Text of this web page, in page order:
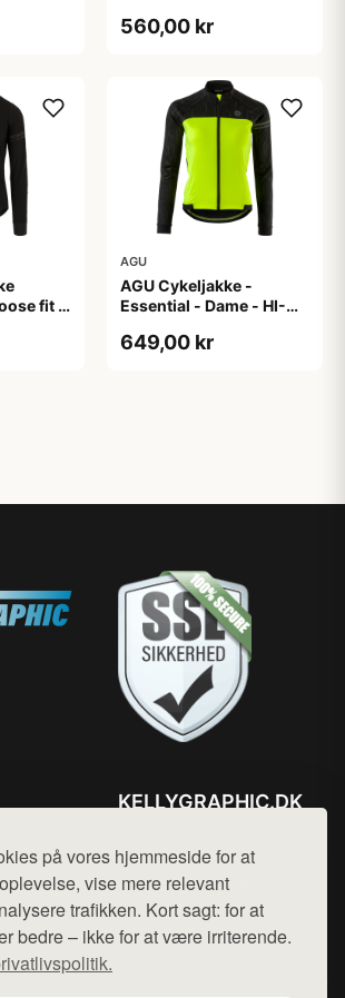
på vores hjemmeside for at
vise mere relevant
trafikken. Kort sagt: for at
bedre – ikke for at være irriterende.
560,00 kr
fit -
AGU
AGU Cykeljakke -
Essential - Dame - HI-
649,00 kr
KELLYGRAPHIC.DK
Mail: hej@want.dk
Cookie- og privatlivspolitik